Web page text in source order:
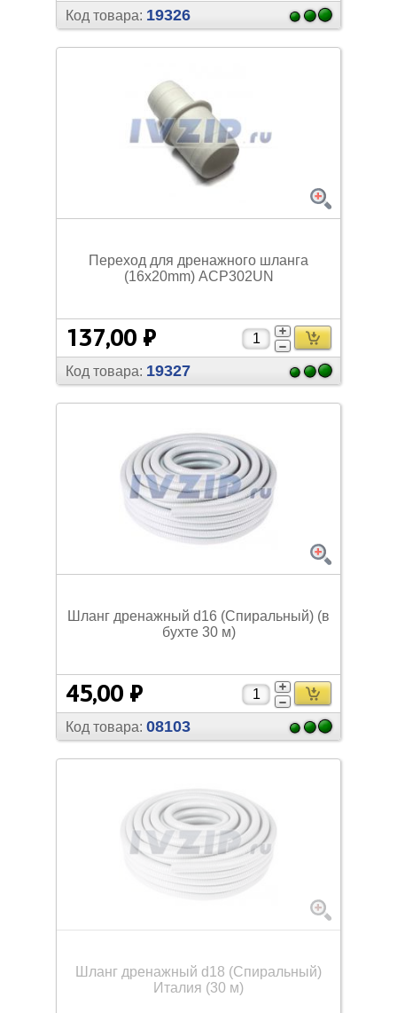
Код товара: 19326
Переход для дренажного шланга
(16x20mm) ACP302UN
137,00 ₽
Код товара: 19327
Шланг дренажный d16 (Спиральный) (в
бухте 30 м)
45,00 ₽
Код товара: 08103
Шланг дренажный d18 (Спиральный)
Италия (30 м)